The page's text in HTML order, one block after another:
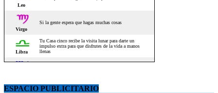
ESPACIO PUBLICITARIO